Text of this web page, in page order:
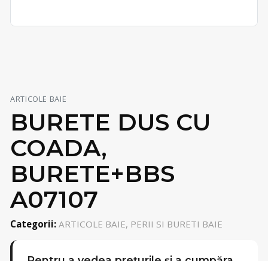
ARTICOLE BAIE
BURETE DUS CU
COADA,
BURETE+BBS
A07107
Categorii: ARTICOLE BAIE, PERII SI BURETI BAIE